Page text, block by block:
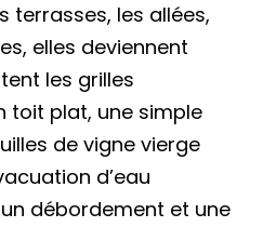
terrasses, les allées,
elles deviennent
les grilles
toit plat, une simple
de vigne vierge
d’eau
débordement et une